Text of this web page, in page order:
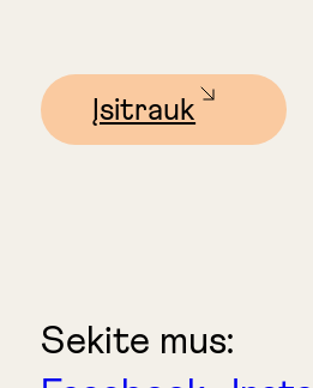
Įsitrauk
Sekite mus: